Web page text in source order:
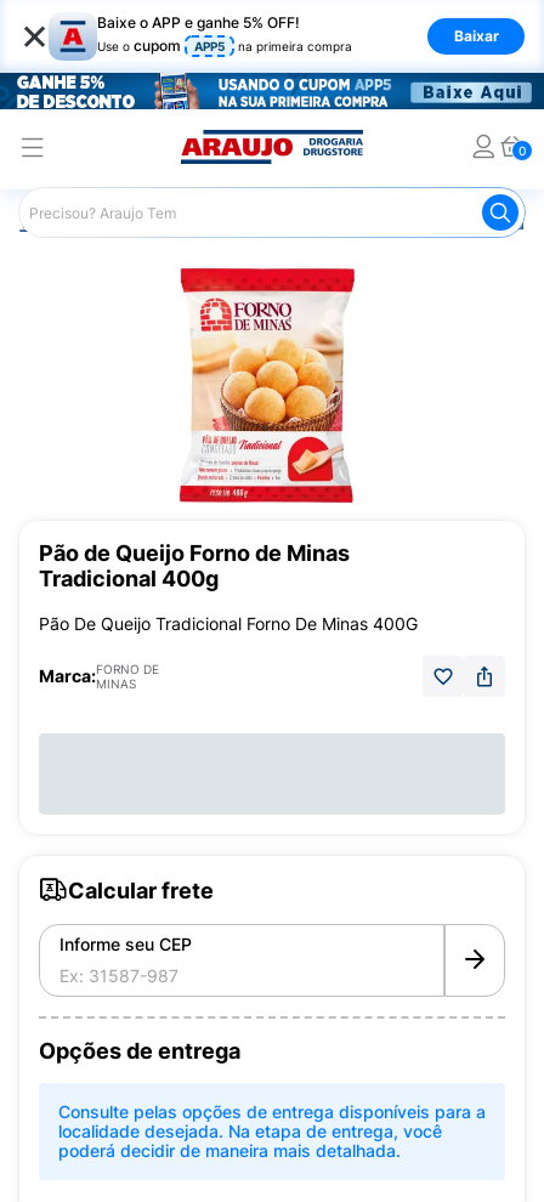
× Baixe o APP e ganhe 5% OFF!
Use o cupom APP5 na primeira compra
Baixar
0
Araujo Mercado Alimentos Congelados e de Geladeira
Pão de Queijo Forno de Minas
Tradicional 400g
Pão De Queijo Tradicional Forno De Minas 400G
Marca:FORNO DE
MINAS
Calcular frete
Informe seu CEP
Opções de entrega
Consulte pelas opções de entrega disponíveis para a
localidade desejada. Na etapa de entrega, você
poderá decidir de maneira mais detalhada.